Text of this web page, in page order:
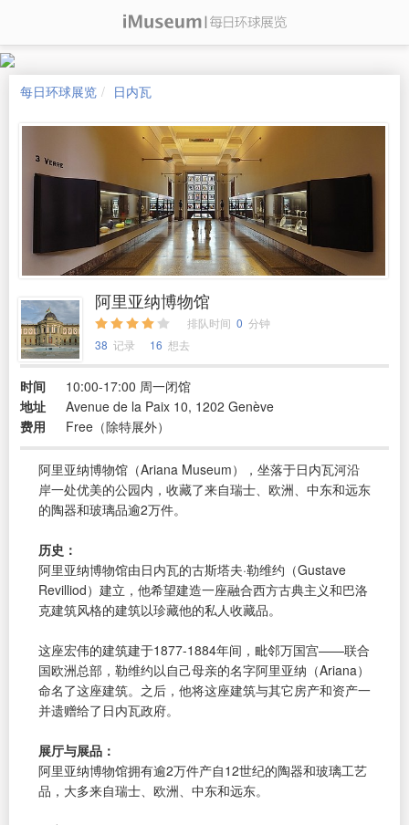
每日环球展览 日内瓦
阿里亚纳博物馆
排队时间 0 分钟
38 记录 16 想去
时间
10:00-17:00 周一闭馆
地址
Avenue de la Paix 10, 1202 Genève
费用
Free（除特展外）
阿里亚纳博物馆（Ariana Museum），坐落于日内瓦河沿
岸一处优美的公园内，收藏了来自瑞士、欧洲、中东和远东
的陶器和玻璃品逾2万件。
历史：
阿里亚纳博物馆由日内瓦的古斯塔夫·勒维约（Gustave
Revilliod）建立，他希望建造一座融合西方古典主义和巴洛
克建筑风格的建筑以珍藏他的私人收藏品。
这座宏伟的建筑建于1877-1884年间，毗邻万国宫——联合
国欧洲总部，勒维约以自己母亲的名字阿里亚纳（Ariana）
命名了这座建筑。之后，他将这座建筑与其它房产和资产一
并遗赠给了日内瓦政府。
展厅与展品：
阿里亚纳博物馆拥有逾2万件产自12世纪的陶器和玻璃工艺
品，大多来自瑞士、欧洲、中东和远东。